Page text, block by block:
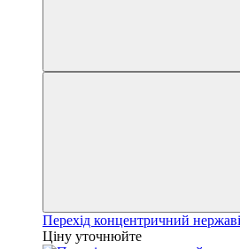
Перехід концентричний
Ціну уточнюйте